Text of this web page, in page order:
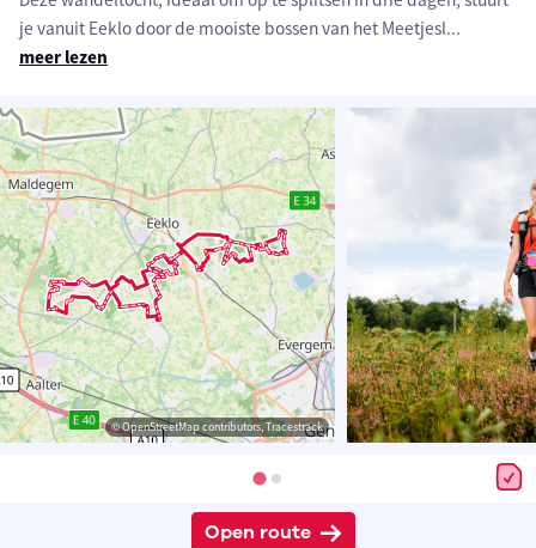
je vanuit Eeklo door de mooiste bossen van het Meetjesl...
meer lezen
© OpenStreetMap contributors, Tracestrack
Open route